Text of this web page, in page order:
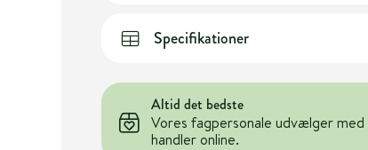
Specifikationer
Altid det bedste
Vores fagpersonale udvælger
handler online.